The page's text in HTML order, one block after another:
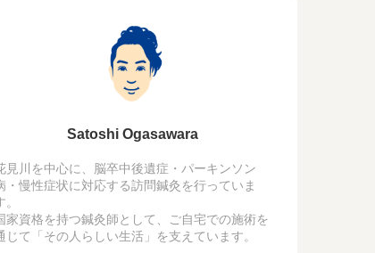
Satoshi Ogasawara
見川を中心に、脳卒中後遺症・パーキンソン
・慢性症状に対応する訪問鍼灸を行っていま
。
家資格を持つ鍼灸師として、ご自宅での施術を
じて「その人らしい生活」を支えています。